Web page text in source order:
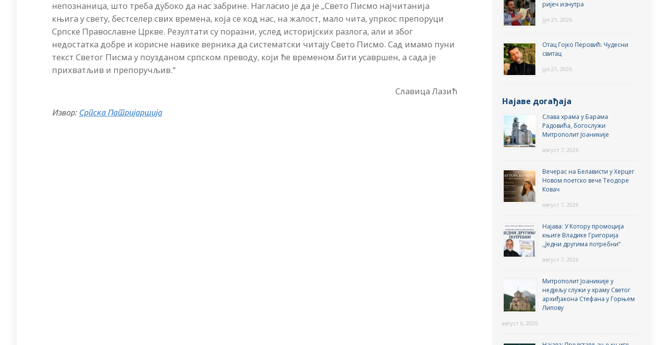
непознаница, што треба дубоко да нас забрине. Нагласио је да је „Свето Писмо најчитанија
књига у свету, бестселер свих времена, која се код нас, на жалост, мало чита, упркос препоруци
Српске Православне Цркве. Резултати су поразни, услед историјских разлога, али и због
недостатка добре и корисне навике верника да систематски читају Свето Писмо. Сад имамо пуни
текст Светог Писма у поузданом српском преводу, који ће временом бити усавршен, а сада је
прихватљив и препоручљив.“
Славица Лазић
Извор: Српска Патријаршија
ријеч изнутра
јул 21, 2026
Отац Гојко Перовић: Чудесни
свитац
јул 21, 2026
Најаве догађаја
Слава храма у Барама
Радовића, богослужи
Митрополит Јоаникије
август 7, 2026
Вечерас на Белависти у Херцег
Новом поетско вече Теодоре
Ковач
август 7, 2026
Најава: У Котору промоција
књиге Владике Григорија
,,Једни другима потребни”
август 7, 2026
Митрополит Јоаникије у
недјељу служи у храму Светог
архиђакона Стефана у Горњем
Липову
август 6, 2026